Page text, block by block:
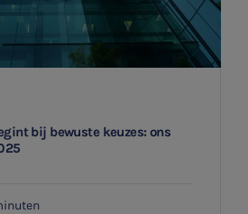
bij bewuste keuzes: ons